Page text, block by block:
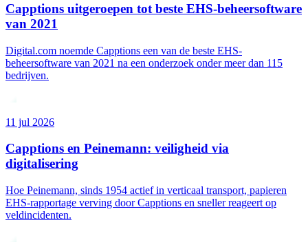
Capptions uitgeroepen tot beste EHS-beheersoftware
van 2021
Digital.com noemde Capptions een van de beste EHS-
beheersoftware van 2021 na een onderzoek onder meer dan 115
bedrijven.
11 jul 2026
Capptions en Peinemann: veiligheid via
digitalisering
Hoe Peinemann, sinds 1954 actief in verticaal transport, papieren
EHS-rapportage verving door Capptions en sneller reageert op
veldincidenten.